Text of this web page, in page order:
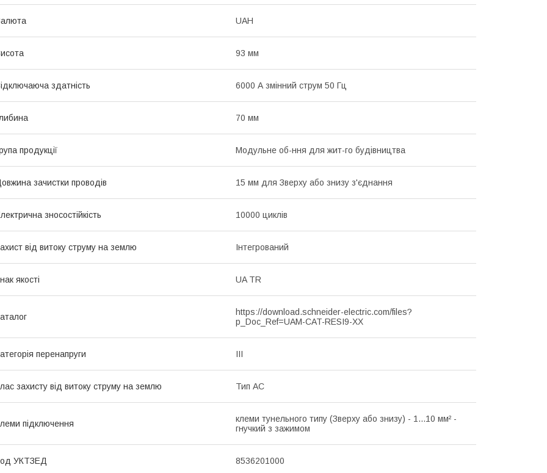
UAH
93 мм
здатність 6000 А змінний струм 50 Гц
70 мм
продукції Модульне об-ння для жит-го будівництва
зачистки проводів 15 мм для Зверху або знизу з'єднання
зносостійкість 10000 циклів
від витоку струму на землю Інтегрований
якості UA TR
https://download.schneider-electric.com/files?
p_Doc_Ref=UAM-CAT-RESI9-XX
перенапруги ІІІ
захисту від витоку струму на землю Тип АС
підключення
клеми тунельного типу (Зверху або знизу) - 1...10 мм² -
гнучкий з зажимом
УКТЗЕД 8536201000